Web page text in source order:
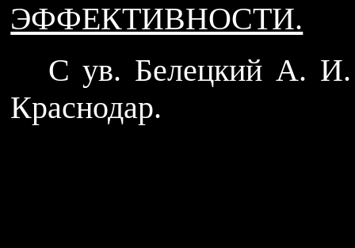
ЭФФЕКТИВНОСТИ.
С ув. Белецкий
Краснодар.